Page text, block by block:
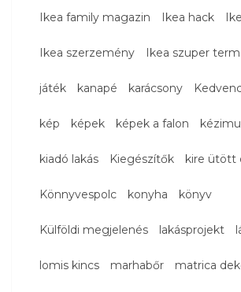
Ikea family magazin Ikea hack
Ikea szerzemény Ikea szuper
játék kanapé karácsony
kép képek képek a falon
kiadó lakás Kiegészítők kire ütött
Könnyvespolc konyha könyv
Külföldi megjelenés lakásprojekt
lomis kincs marhabőr matrica